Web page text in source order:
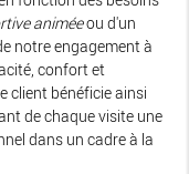
animéeou d'un
notre engagement à
confort et
client bénéficie ainsi
de chaque visite une
dans un cadre à la